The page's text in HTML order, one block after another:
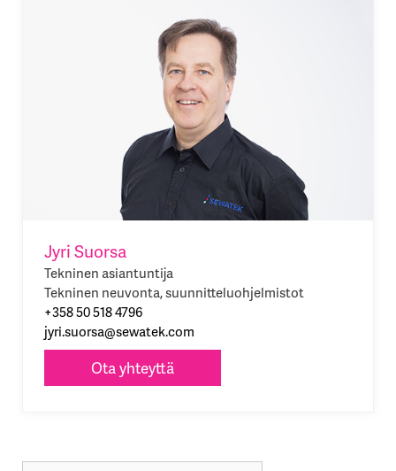
Jyri Suorsa
Tekninen asiantuntija
Tekninen neuvonta, suunnitteluohjelmistot
+358 50 518 4796
jyri.suorsa@sewatek.com
Ota yhteyttä